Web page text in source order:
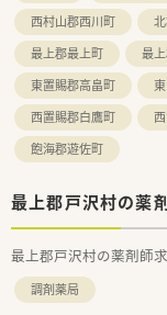
西村山郡西川町
最上郡最上町
最
東置賜郡高畠町
西置賜郡白鷹町
飽海郡遊佐町
最上郡戸沢村の薬
最上郡戸沢村の薬剤師
調剤薬局